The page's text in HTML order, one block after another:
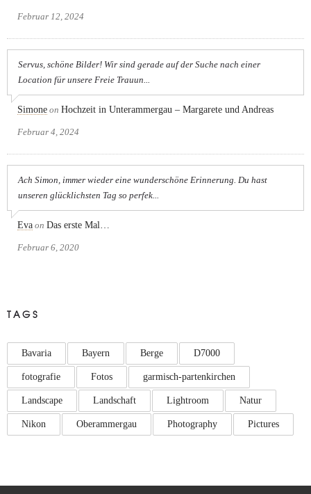
Februar 12, 2024
Servus, schöne Bilder! Wir sind gerade auf der Suche nach einer
Location für unsere Freie Trauun...
Simone on Hochzeit in Unterammergau – Margarete und Andreas
Februar 4, 2024
Ach Simon, immer wieder eine wunderschöne Erinnerung. Du hast
unseren glücklichsten Tag so perfek...
Eva on Das erste Mal…
Februar 6, 2020
TAGS
Bavaria Bayern Berge D7000
fotografie Fotos garmisch-partenkirchen
Landscape Landschaft Lightroom Natur
Nikon Oberammergau Photography Pictures